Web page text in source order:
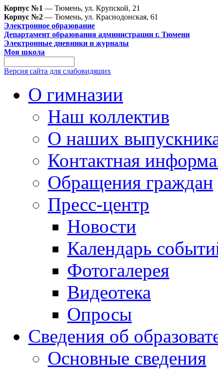
Корпус №1 — Тюмень, ул. Крупской, 21
Корпус №2 — Тюмень, ул. Краснодонская, 61
Электронное образование
Департамент образования администрации г. Тюмени
Электронные дневники и журналы
Моя школа
Версия сайта для слабовидящих
О гимназии
Наш коллектив
О наших
Контактная
Обращения граждан
Пресс-центр
Новости
Календарь
Фотогалерея
Видеотека
Опросы
Сведения об
Основные сведения